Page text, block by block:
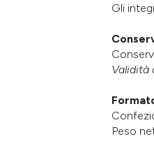
Gli
Validità
Peso